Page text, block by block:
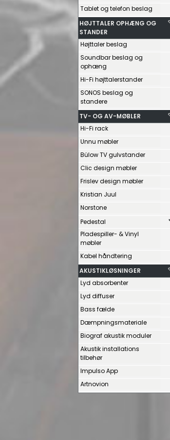
Tablet og telefon beslag
HØJTTALER OPHÆNG OG
STANDER
Højttaler beslag
Soundbar beslag og
ophæng
Hi-Fi højttalerstander
SONOS beslag og
standere
TV- OG AV-MØBLER
Hi-Fi rack
Unnu møbler
Bülow TV gulvstander
Clic design møbler
Frislev design møbler
Kristian Juul
Norstone
Pedestal
Pladespiller- & Vinyl
møbler
Kabel håndtering
AKUSTIKLØSNINGER
Lyd absorbenter
Lyd diffuser
Bass fælde
Dæmpningsmateriale
Biograf akustik moduler
Akustik installations
tilbehør
Impulso App
Artnovion